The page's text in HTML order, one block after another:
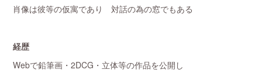
肖像は彼等の仮寓であり 対話の為の窓でもある
経歴
Webで鉛筆画・2DCG・立体等の作品を公開し